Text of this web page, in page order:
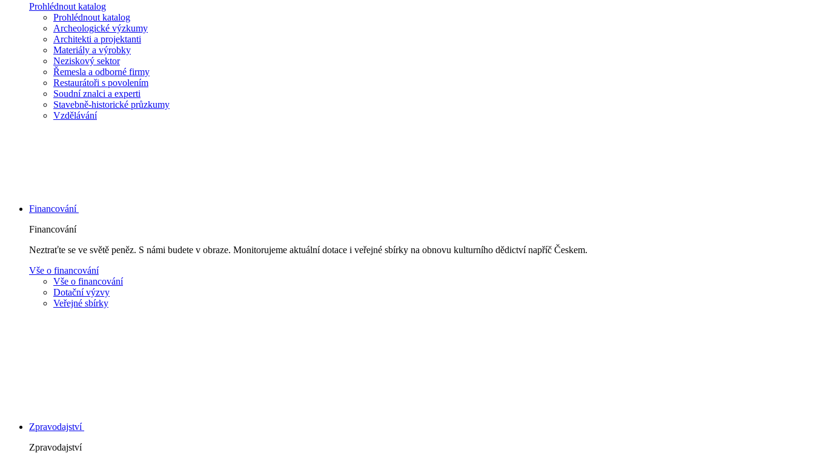
Prohlédnout katalog
Prohlédnout katalog
Archeologické výzkumy
Architekti a projektanti
Materiály a výrobky
Neziskový sektor
Řemesla a odborné firmy
Restaurátoři s povolením
Soudní znalci a experti
Stavebně-historické průzkumy
Vzdělávání
Financování
Financování
Neztraťte se ve světě peněz. S námi budete v obraze. Monitorujeme aktuální dotace i veřejné sbírky na obnovu kulturního dědictví napříč Českem.
Vše o financování
Vše o financování
Dotační výzvy
Veřejné sbírky
Zpravodajství
Zpravodajství